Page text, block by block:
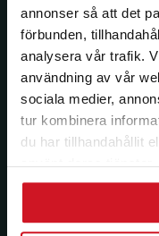
annonser så att det
förbunden,
analysera vår trafik.
användning av vår
sociala medier,
tur kombinera
du har tillhandahållit
använt deras tjänster.